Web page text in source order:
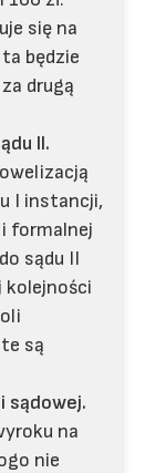
się na
będzie
drugą
II.
I instancji,
formalnej
sądu II
kolejności
są
sądowej.
na
nie